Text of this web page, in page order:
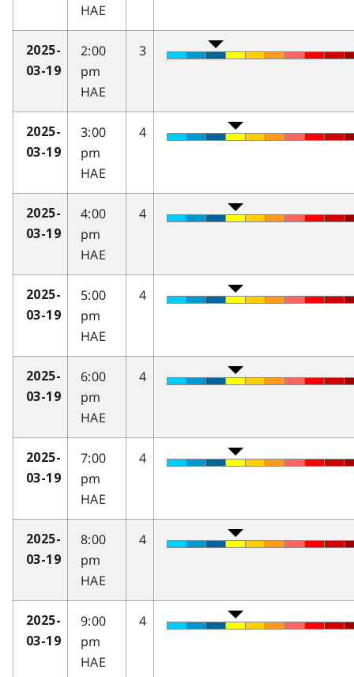
HAE
2025-
03-19
2:00
pm
HAE
3
2025-
03-19
3:00
pm
HAE
4
2025-
03-19
4:00
pm
HAE
4
2025-
03-19
5:00
pm
HAE
4
2025-
03-19
6:00
pm
HAE
4
2025-
03-19
7:00
pm
HAE
4
2025-
03-19
8:00
pm
HAE
4
2025-
03-19
9:00
pm
HAE
4